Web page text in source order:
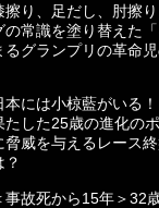
擦り、足だし、肘擦
の常識を塗り替えた
るグランプリの革命
本には小椋藍がいる
たした25歳の進化の
脅威を与えるレース
？
事故死から15年＞32